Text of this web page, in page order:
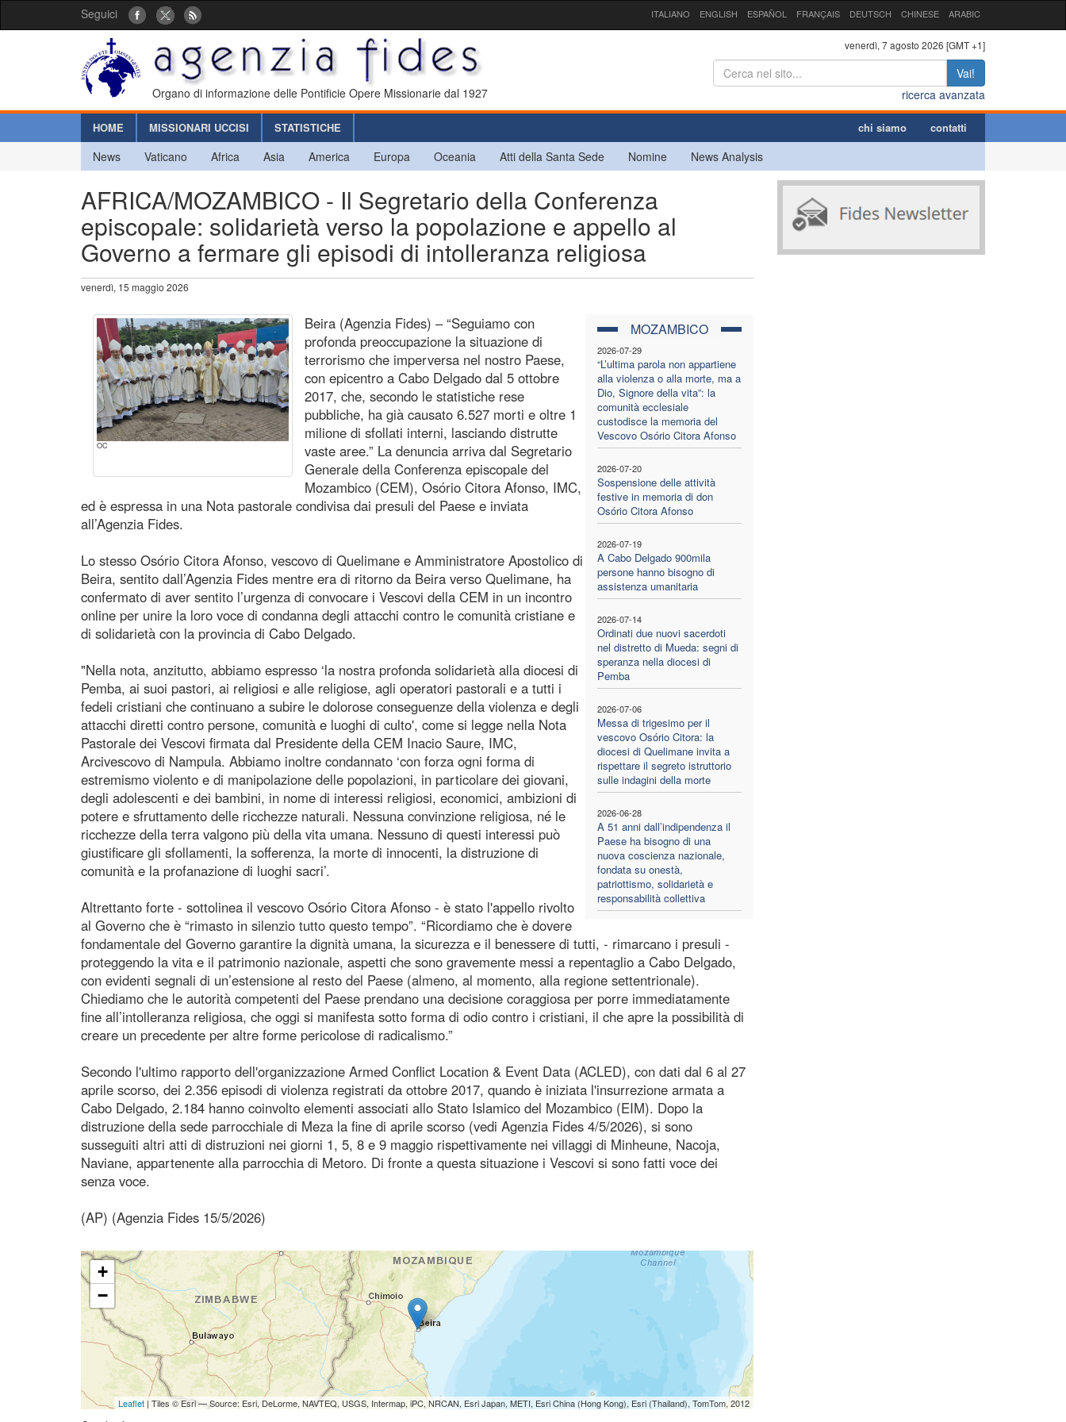
Seguici ITALIANO ENGLISH ESPAÑOL FRANÇAIS DEUTSCH CHINESE ARABIC
Organo di informazione delle Pontificie Opere Missionarie dal 1927
venerdì, 7 agosto 2026 [GMT +1]
Vai!
ricerca avanzata
HOME MISSIONARI UCCISI STATISTICHE chi siamo contatti
News Vaticano Africa Asia America Europa Oceania Atti della Santa Sede Nomine News Analysis
AFRICA/MOZAMBICO - Il Segretario della Conferenza
episcopale: solidarietà verso la popolazione e appello al
Governo a fermare gli episodi di intolleranza religiosa
venerdì, 15 maggio 2026
OC
MOZAMBICO
2026-07-29
“L’ultima parola non appartiene
alla violenza o alla morte, ma a
Dio, Signore della vita”: la
comunità ecclesiale
custodisce la memoria del
Vescovo Osório Citora Afonso
2026-07-20
Sospensione delle attività
festive in memoria di don
Osório Citora Afonso
2026-07-19
A Cabo Delgado 900mila
persone hanno bisogno di
assistenza umanitaria
2026-07-14
Ordinati due nuovi sacerdoti
nel distretto di Mueda: segni di
speranza nella diocesi di
Pemba
2026-07-06
Messa di trigesimo per il
vescovo Osório Citora: la
diocesi di Quelimane invita a
rispettare il segreto istruttorio
sulle indagini della morte
2026-06-28
A 51 anni dall’indipendenza il
Paese ha bisogno di una
nuova coscienza nazionale,
fondata su onestà,
patriottismo, solidarietà e
responsabilità collettiva
Beira (Agenzia Fides) – “Seguiamo con
profonda preoccupazione la situazione di
terrorismo che imperversa nel nostro Paese,
con epicentro a Cabo Delgado dal 5 ottobre
2017, che, secondo le statistiche rese
pubbliche, ha già causato 6.527 morti e oltre 1
milione di sfollati interni, lasciando distrutte
vaste aree.” La denuncia arriva dal Segretario
Generale della Conferenza episcopale del
Mozambico (CEM), Osório Citora Afonso, IMC,
ed è espressa in una Nota pastorale condivisa dai presuli del Paese e inviata
all’Agenzia Fides.
Lo stesso Osório Citora Afonso, vescovo di Quelimane e Amministratore Apostolico di
Beira, sentito dall’Agenzia Fides mentre era di ritorno da Beira verso Quelimane, ha
confermato di aver sentito l’urgenza di convocare i Vescovi della CEM in un incontro
online per unire la loro voce di condanna degli attacchi contro le comunità cristiane e
di solidarietà con la provincia di Cabo Delgado.
"Nella nota, anzitutto, abbiamo espresso ‘la nostra profonda solidarietà alla diocesi di
Pemba, ai suoi pastori, ai religiosi e alle religiose, agli operatori pastorali e a tutti i
fedeli cristiani che continuano a subire le dolorose conseguenze della violenza e degli
attacchi diretti contro persone, comunità e luoghi di culto', come si legge nella Nota
Pastorale dei Vescovi firmata dal Presidente della CEM Inacio Saure, IMC,
Arcivescovo di Nampula. Abbiamo inoltre condannato ‘con forza ogni forma di
estremismo violento e di manipolazione delle popolazioni, in particolare dei giovani,
degli adolescenti e dei bambini, in nome di interessi religiosi, economici, ambizioni di
potere e sfruttamento delle ricchezze naturali. Nessuna convinzione religiosa, né le
ricchezze della terra valgono più della vita umana. Nessuno di questi interessi può
giustificare gli sfollamenti, la sofferenza, la morte di innocenti, la distruzione di
comunità e la profanazione di luoghi sacri’.
Altrettanto forte - sottolinea il vescovo Osório Citora Afonso - è stato l'appello rivolto
al Governo che è “rimasto in silenzio tutto questo tempo”. “Ricordiamo che è dovere
fondamentale del Governo garantire la dignità umana, la sicurezza e il benessere di tutti, - rimarcano i presuli -
proteggendo la vita e il patrimonio nazionale, aspetti che sono gravemente messi a repentaglio a Cabo Delgado,
con evidenti segnali di un’estensione al resto del Paese (almeno, al momento, alla regione settentrionale).
Chiediamo che le autorità competenti del Paese prendano una decisione coraggiosa per porre immediatamente
fine all’intolleranza religiosa, che oggi si manifesta sotto forma di odio contro i cristiani, il che apre la possibilità di
creare un precedente per altre forme pericolose di radicalismo.”
Secondo l'ultimo rapporto dell'organizzazione Armed Conflict Location & Event Data (ACLED), con dati dal 6 al 27
aprile scorso, dei 2.356 episodi di violenza registrati da ottobre 2017, quando è iniziata l'insurrezione armata a
Cabo Delgado, 2.184 hanno coinvolto elementi associati allo Stato Islamico del Mozambico (EIM). Dopo la
distruzione della sede parrocchiale di Meza la fine di aprile scorso (vedi Agenzia Fides 4/5/2026), si sono
susseguiti altri atti di distruzioni nei giorni 1, 5, 8 e 9 maggio rispettivamente nei villaggi di Minheune, Nacoja,
Naviane, appartenente alla parrocchia di Metoro. Di fronte a questa situazione i Vescovi si sono fatti voce dei
senza voce.
(AP) (Agenzia Fides 15/5/2026)
+
−
Leaflet| Tiles © Esri — Source: Esri, DeLorme, NAVTEQ, USGS, Intermap, iPC, NRCAN, Esri Japan, METI, Esri China (Hong Kong), Esri (Thailand), TomTom, 2012